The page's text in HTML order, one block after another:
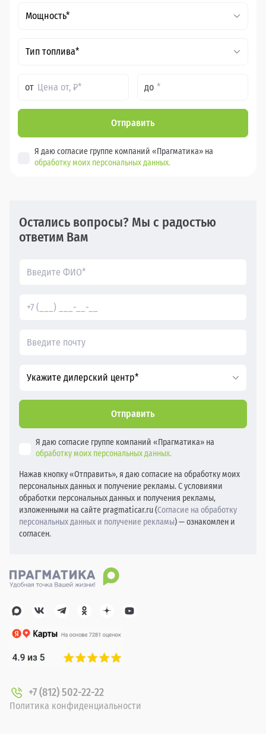
Мощность*
Тип топлива*
от до
Отправить
Я даю согласие группе компаний «Прагматика» на
обработку моих персональных данных.
Остались вопросы? Мы с радостью
ответим Вам
Укажите дилерский центр*
Отправить
Я даю согласие группе компаний «Прагматика» на
обработку моих персональных данных.
Нажав кнопку «Отправить», я даю согласие на обработку моих
персональных данных и получение рекламы. С условиями
обработки персональных данных и получения рекламы,
изложенными на сайте pragmaticar.ru (Согласие на обработку
персональных данных и получение рекламы) — ознакомлен и
согласен.
+7 (812) 502-22-22
Политика конфиденциальности